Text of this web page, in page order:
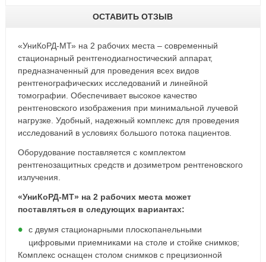
ОСТАВИТЬ ОТЗЫВ
«УниКоРД-МТ» на 2 рабочих места – современный
стационарный рентгенодиагностический аппарат,
предназначенный для проведения всех видов
рентгенографических исследований и линейной
томографии. Обеспечивает высокое качество
рентгеновского изображения при минимальной лучевой
нагрузке. Удобный, надежный комплекс для проведения
исследований в условиях большого потока пациентов.
Оборудование поставляется с комплектом
рентгенозащитных средств и дозиметром рентгеновского
излучения.
«УниКоРД-МТ» на 2 рабочих места может
поставляться в следующих вариантах:
с двумя стационарными плоскопанельными
цифровыми приемниками на столе и стойке снимков;
Комплекс оснащен столом снимков с прецизионной